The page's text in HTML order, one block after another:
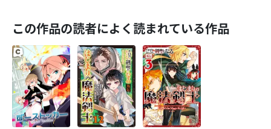
この作品の読者によく読まれている作品